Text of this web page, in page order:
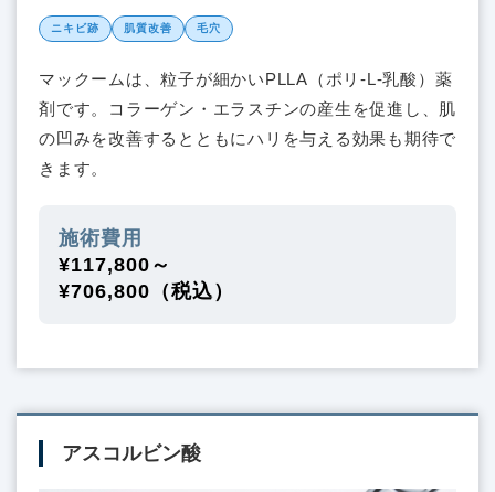
ニキビ跡 肌質改善 毛穴
マックームは、粒子が細かいPLLA（ポリ-L-乳酸）薬
剤です。コラーゲン・エラスチンの産生を促進し、肌
の凹みを改善するとともにハリを与える効果も期待で
きます。
施術費用
¥117,800～
¥706,800（税込）
アスコルビン酸